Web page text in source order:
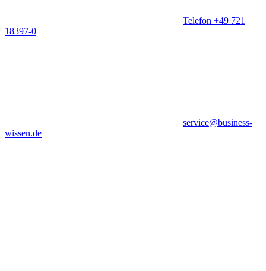
Telefon +49 721
18397-0
service@business-
wissen.de